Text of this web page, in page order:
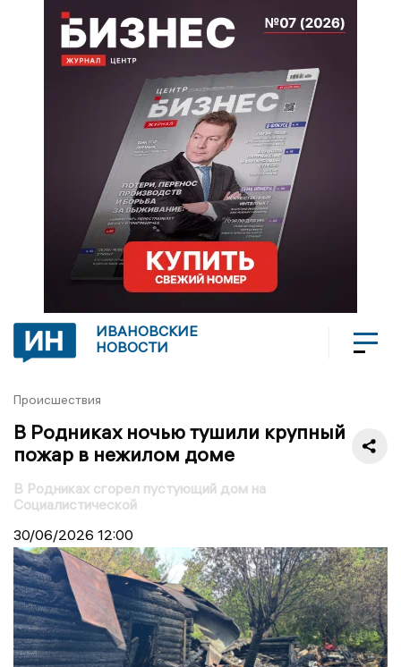
ИВАНОВСКИЕ
НОВОСТИ
Происшествия
В Родниках ночью тушили крупный
пожар в нежилом доме
В Родниках сгорел пустующий дом на
Социалистической
30/06/2026 12:00